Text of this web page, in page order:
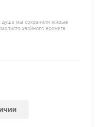
душа мы сохранили живые
хвойного аромата